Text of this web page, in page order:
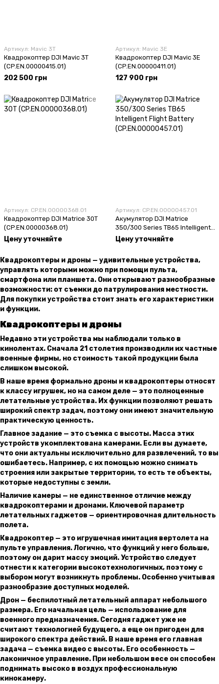
Артикул: Mavic 3T
Квадрокоптер DJI Mavic 3T
(CP.EN.00000415.01)
202 500 грн
Артикул: Mavic 3E
Квадрокоптер DJI Mavic 3E
(CP.EN.00000411.01)
127 900 грн
Артикул: CP.EN.00000368.01
Квадрокоптер DJI Matrice 30T
(CP.EN.00000368.01)
Цену уточняйте
Артикул: CP.EN.00000457.01
Акумулятор DJI Matrice
350/300 Series TB65 Intelligent
Flight Battery
(CP.EN.00000457.01)
Цену уточняйте
Квадрокоптеры и дроны — удивительные устройства,
управлять которыми можно при помощи пульта,
смартфона или планшета. Они открывают разнообразные
возможности: от съемки до патрулирования местности.
Для покупки устройства стоит знать его характеристики
и функции.
Квадрокоптеры и дроны
Недавно эти устройства мы наблюдали только в
кинолентах. Сначала 21 столетия производили их частные
военные фирмы, но стоимость такой продукции была
слишком высокой.
В наше время формально дроны и квадрокоптеры относят
к классу игрушек, но на самом деле — это полноценные
летательные устройства. Их функции позволяют решать
широкий спектр задач, поэтому они имеют значительную
практическую ценность.
Главное задание — это съемка с высоты. Масса этих
устройств укомплектована камерами. Если вы думаете,
что они актуальны исключительно для развлечений, то вы
ошибаетесь. Например, с их помощью можно снимать
строения или закрытые территории, то есть те объекты,
которые недоступны с земли.
Наличие камеры — не единственное отличие между
квадрокоптерами и дронами. Ключевой параметр
летательных гаджетов — ориентировочная длительность
полета.
Квадрокоптер — это игрушечная имитация вертолета на
пульте управления. Логично, что функций у него больше,
поэтому он дарит массу эмоций. Устройство следует
отнести к категории высокотехнологичных, поэтому с
выбором могут возникнуть проблемы. Особенно учитывая
разнообразие доступных моделей.
Дрон — беспилотный летательный аппарат небольшого
размера. Его начальная цель — использование для
военного предназначения. Сегодня гаджет уже не
считают технологией будущего, а еще он пригоден для
широкого спектра действий. В наше время его главная
задача — съемка видео с высоты. Его особенность —
лаконичное управление. При небольшом весе он способен
поднимать высоко в воздух профессиональную
кинокамеру.